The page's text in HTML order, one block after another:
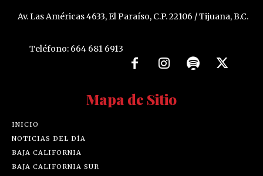
Av. Las Américas 4633, El Paraíso, C.P. 22106 / Tijuana, B.C.
Teléfono: 664 681 6913
Mapa de Sitio
INICIO
NOTICIAS DEL DÍA
BAJA CALIFORNIA
BAJA CALIFORNIA SUR